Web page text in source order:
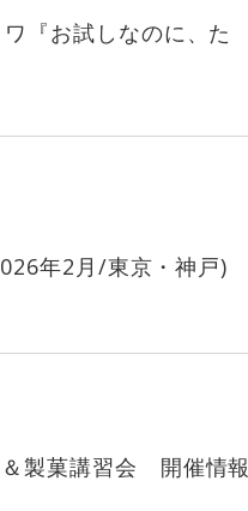
『お試しなのに、た
年2月/東京・神戸)
＆製菓講習会 開催情報